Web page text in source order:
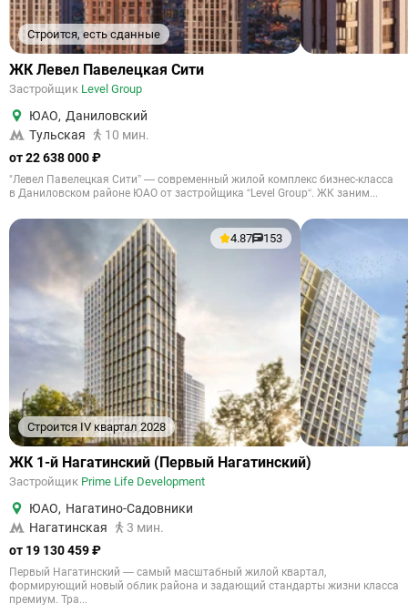
Строится, есть сданные
ЖК Левел Павелецкая Сити
Застройщик Level Group
ЮАО, Даниловский
Тульская
10 мин.
от 22 638 000 ₽
"Левел Павелецкая Сити” — современный жилой комплекс бизнес-класса
в Даниловском районе ЮАО от застройщика “Level Group“. ЖК заним...
Строится IV квартал 2028
4.87 153
ЖК 1-й Нагатинский (Первый Нагатинский)
Застройщик Prime Life Development
ЮАО, Нагатино-Садовники
Нагатинская
3 мин.
от 19 130 459 ₽
Первый Нагатинский — самый масштабный жилой квартал,
формирующий новый облик района и задающий стандарты жизни класса
премиум. Тра...